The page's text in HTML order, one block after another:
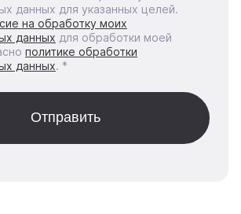
данных для указанных целей.
на обработку моих
данных для обработки моей
политике обработки
данных. *